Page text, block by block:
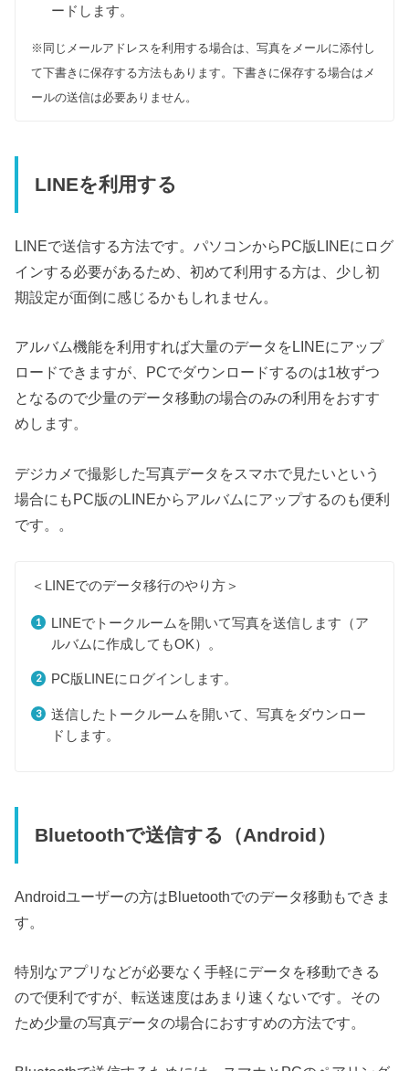
ードします。
※同じメールアドレスを利用する場合は、写真をメールに添付し
て下書きに保存する方法もあります。下書きに保存する場合はメ
ールの送信は必要ありません。
LINEを利用する
LINEで送信する方法です。パソコンからPC版LINEにログ
インする必要があるため、初めて利用する方は、少し初
期設定が面倒に感じるかもしれません。
アルバム機能を利用すれば大量のデータをLINEにアップ
ロードできますが、PCでダウンロードするのは1枚ずつ
となるので少量のデータ移動の場合のみの利用をおすす
めします。
デジカメで撮影した写真データをスマホで見たいという
場合にもPC版のLINEからアルバムにアップするのも便利
です。。
＜LINEでのデータ移行のやり方＞
LINEでトークルームを開いて写真を送信します（ア
ルバムに作成してもOK）。
PC版LINEにログインします。
送信したトークルームを開いて、写真をダウンロー
ドします。
Bluetoothで送信する（Android）
Androidユーザーの方はBluetoothでのデータ移動もできま
す。
特別なアプリなどが必要なく手軽にデータを移動できる
ので便利ですが、転送速度はあまり速くないです。その
ため少量の写真データの場合におすすめの方法です。